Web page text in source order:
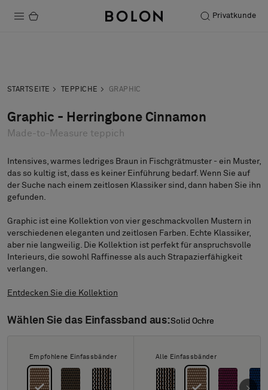
Privatkunde
Nachhaltigkeit
Installation
Instandhaltung
Stories
FAQ
Über uns
Image & Material Bank
STARTSEITE TEPPICHE GRAPHIC
Graphic - Herringbone Cinnamon
Made-to-Measure teppich
Intensives, warmes ledriges Braun in Fischgrätmuster - ein Muster,
das so kultig ist, dass es keiner Einführung bedarf. Wenn Sie auf
der Suche nach einem zeitlosen Klassiker sind, dann haben Sie ihn
gefunden.
Graphic ist eine Kollektion von vier geschmackvollen Mustern in
verschiedenen eleganten und zeitlosen Farben. Echte Klassiker,
aber nie langweilig. Die Kollektion ist perfekt für anspruchsvolle
Interieurs, die sowohl Raffinesse als auch Strapazierfähigkeit
verlangen.
Entdecken Sie die Kollektion
Wählen Sie das Einfassband aus:Solid Ochre
Solid Ochre
Empfohlene Einfassbänder Alle Einfassbänder